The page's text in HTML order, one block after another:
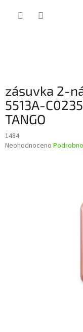
zásuvka 2-
5513A-
TANGO
1484
Průměrné
Neohodnoceno